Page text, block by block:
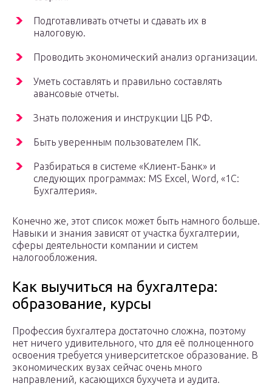
Подготавливать отчеты и сдавать их в
налоговую.
Проводить экономический анализ организации.
Уметь составлять и правильно составлять
авансовые отчеты.
Знать положения и инструкции ЦБ РФ.
Быть уверенным пользователем ПК.
Разбираться в системе «Клиент-Банк» и
следующих программах: MS Excel, Word, «1С:
Бухгалтерия».
Конечно же, этот список может быть намного больше.
Навыки и знания зависят от участка бухгалтерии,
сферы деятельности компании и систем
налогообложения.
Как выучиться на бухгалтера:
образование, курсы
Профессия бухгалтера достаточно сложна, поэтому
нет ничего удивительного, что для её полноценного
освоения требуется университетское образование. В
экономических вузах сейчас очень много
направлений, касающихся бухучета и аудита.